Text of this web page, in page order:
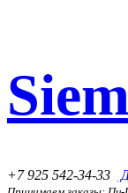
+7 925 542-34-33